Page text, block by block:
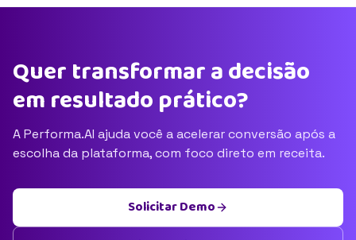
Quer transformar a decisão
em resultado prático?
A Performa.AI ajuda você a acelerar conversão após a
escolha da plataforma, com foco direto em receita.
Solicitar Demo